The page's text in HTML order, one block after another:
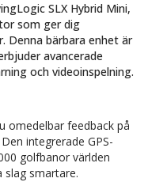
SLX Hybrid Mini,
som ger dig
Denna bärbara enhet är
avancerade
och videoinspelning.
omedelbar feedback på
integrerade GPS-
golfbanor världen
slag smartare.